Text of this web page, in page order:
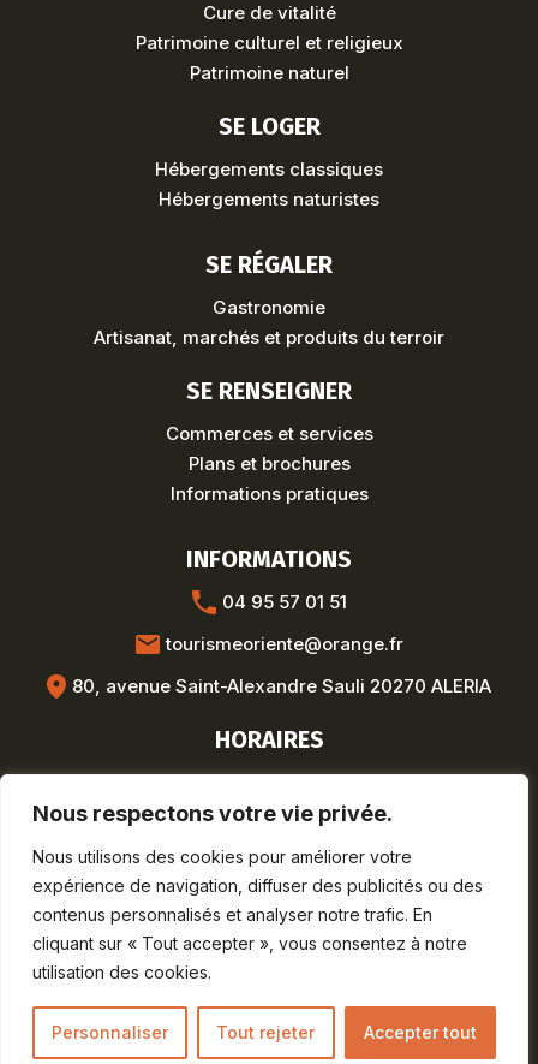
Nous respectons votre vie privée.
Nous utilisons des cookies pour améliorer votre
expérience de navigation, diffuser des publicités ou des
contenus personnalisés et analyser notre trafic. En
cliquant sur « Tout accepter », vous consentez à notre
utilisation des cookies.
Personnaliser Tout rejeter Accepter tout
Cure de vitalité
Patrimoine culturel et religieux
Patrimoine naturel
SE LOGER
Hébergements classiques
Hébergements naturistes
SE RÉGALER
Gastronomie
Artisanat, marchés et produits du terroir
SE RENSEIGNER
Commerces et services
Plans et brochures
Informations pratiques
INFORMATIONS
04 95 57 01 51
tourismeoriente@orange.fr
80, avenue Saint-Alexandre Sauli 20270 ALERIA
HORAIRES
Lun-Ven : 8h30-12h / 13h30-17h
Lun-Sam : 9h-19h
Dim : 9h-12h30
Mentions légales
©Arobase.fr – Tous droits réservés